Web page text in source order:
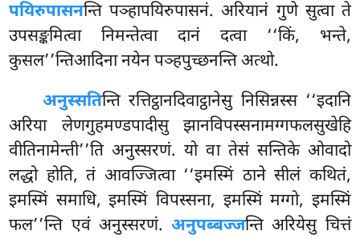
पयिरुपासनन्ति पञ्हापयिरुपासनं. अरियानं गुणे सुत्वा ते
उपसङ्कमित्वा निमन्तेत्वा दानं दत्वा ‘‘किं, भन्ते,
कुसल’’न्तिआदिना नयेन पञ्हपुच्छनन्ति अत्थो.
अनुस्सतिन्ति रत्तिट्ठानदिवाट्ठानेसु निसिन्नस्स ‘‘इदानि
अरिया लेणगुहमण्डपादीसु झानविपस्सनामग्गफलसुखेहि
वीतिनामेन्ती’’ति अनुस्सरणं. यो वा तेसं सन्तिके ओवादो
लद्धो होति, तं आवज्जित्वा ‘‘इमस्मिं ठाने सीलं कथितं,
इमस्मिं समाधि, इमस्मिं विपस्सना, इमस्मिं मग्गो, इमस्मिं
फल’’न्ति एवं अनुस्सरणं.अनुपब्बज्जन्ति अरियेसु चित्तं